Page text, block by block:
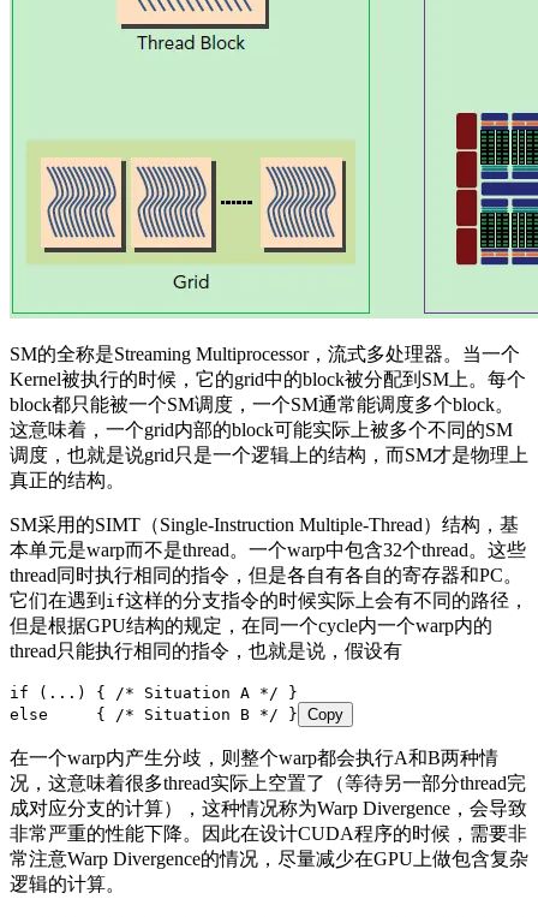
SM的全称是Streaming Multiprocessor，流式多处理器。当一个
Kernel被执行的时候，它的grid中的block被分配到SM上。每个
block都只能被一个SM调度，一个SM通常能调度多个block。
这意味着，一个grid内部的block可能实际上被多个不同的SM
调度，也就是说grid只是一个逻辑上的结构，而SM才是物理上
真正的结构。
SM采用的SIMT（Single-Instruction Multiple-Thread）结构，基
本单元是warp而不是thread。一个warp中包含32个thread。这些
thread同时执行相同的指令，但是各自有各自的寄存器和PC。
它们在遇到 if这样的分支指令的时候实际上会有不同的路径，
但是根据GPU结构的规定，在同一个cycle内一个warp内的
thread只能执行相同的指令，也就是说，假设有
if (...) { /* Situation A */ }
else
     {
/* Situation B */ } Copy
在一个warp内产生分歧，则整个warp都会执行A和B两种情
况，这意味着很多thread实际上空置了（等待另一部分thread完
成对应分支的计算），这种情况称为Warp Divergence，会导致
非常严重的性能下降。因此在设计CUDA程序的时候，需要非
常注意Warp Divergence的情况，尽量减少在GPU上做包含复杂
逻辑的计算。